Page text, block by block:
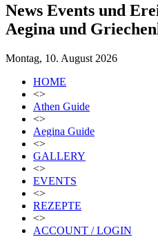
News Events und
Aegina und
Montag, 10. August 2026
HOME
<>
Athen Guide
<>
Aegina Guide
<>
GALLERY
<>
EVENTS
<>
REZEPTE
<>
ACCOUNT / LOGIN